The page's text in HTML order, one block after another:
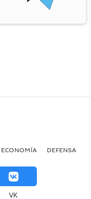
ECONOMÍA DEFENSA
VK